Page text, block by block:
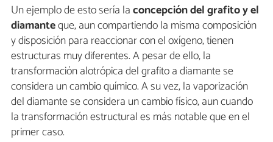
Un ejemplo de esto sería laconcepción del grafito y el
diamanteque, aun compartiendo la misma composición
y disposición para reaccionar con el oxígeno, tienen
estructuras muy diferentes. A pesar de ello, la
transformación alotrópica del grafito a diamante se
considera un cambio químico. A su vez, la vaporización
del diamante se considera un cambio físico, aun cuando
la transformación estructural es más notable que en el
primer caso.